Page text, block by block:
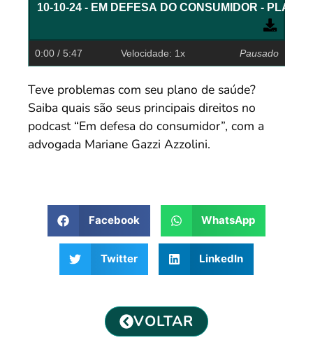
10-10-24 - EM DEFESA DO CONSUMIDOR -
0:00 / 5:47 Velocidade: 1x Pausado
Teve problemas com seu plano de saúde?
Saiba quais são seus principais direitos no
podcast “Em defesa do consumidor”, com a
advogada Mariane Gazzi Azzolini.
Facebook WhatsApp
Twitter LinkedIn
VOLTAR